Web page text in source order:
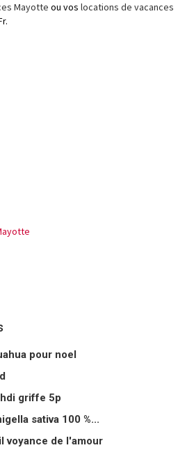
Mayotte ou vos locations de vacances
pour noel
griffe 5p
sativa 100 %...
voyance de l'amour